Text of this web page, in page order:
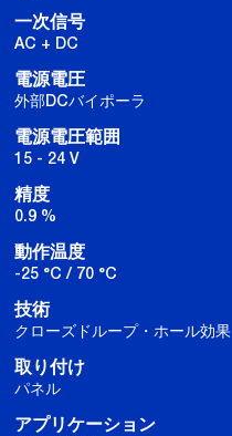
一次信号
AC + DC
電源電圧
外部DCバイポーラ
電源電圧範囲
15 - 24 V
精度
0.9 %
動作温度
-25 °C / 70 °C
技術
クローズドループ・ホール効果
取り付け
パネル
アプリケーション